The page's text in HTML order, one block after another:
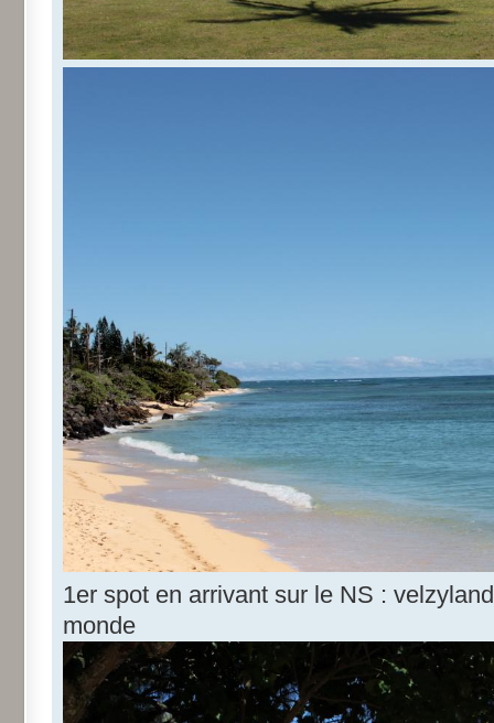
1er spot en arrivant sur le NS :
monde